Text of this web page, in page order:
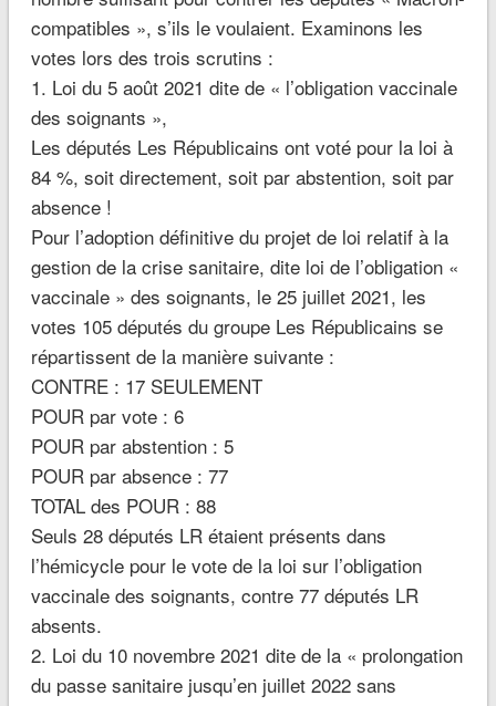
compatibles », s’ils le voulaient. Examinons les
votes lors des trois scrutins :
1. Loi du 5 août 2021 dite de « l’obligation vaccinale
des soignants »,
Les députés Les Républicains ont voté pour la loi à
84 %, soit directement, soit par abstention, soit par
absence !
Pour l’adoption définitive du projet de loi relatif à la
gestion de la crise sanitaire, dite loi de l’obligation «
vaccinale » des soignants, le 25 juillet 2021, les
votes 105 députés du groupe Les Républicains se
répartissent de la manière suivante :
CONTRE : 17 SEULEMENT
POUR par vote : 6
POUR par abstention : 5
POUR par absence : 77
TOTAL des POUR : 88
Seuls 28 députés LR étaient présents dans
l’hémicycle pour le vote de la loi sur l’obligation
vaccinale des soignants, contre 77 députés LR
absents.
2. Loi du 10 novembre 2021 dite de la « prolongation
du passe sanitaire jusqu’en juillet 2022 sans